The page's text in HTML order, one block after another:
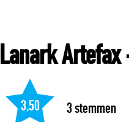
Lanark Artefax
3,50 3stemmen